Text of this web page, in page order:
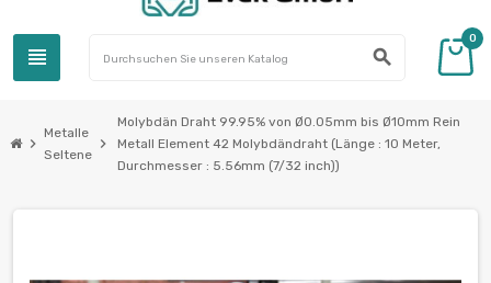
view_headline search
0
chevron_right
Metalle
Seltene
chevron_right
Molybdän Draht 99.95% von Ø0.05mm bis Ø10mm Rein
Metall Element 42 Molybdändraht (Länge : 10 Meter,
Durchmesser : 5.56mm (7/32 inch))